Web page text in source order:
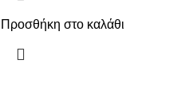
Προσθήκη στο καλάθι